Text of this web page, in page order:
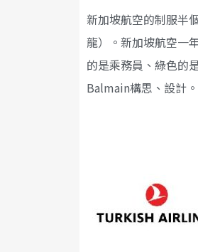
新加坡航空的制服半
龍）。新加坡航空一
的是乘務員、綠色的
Balmain構思、設計